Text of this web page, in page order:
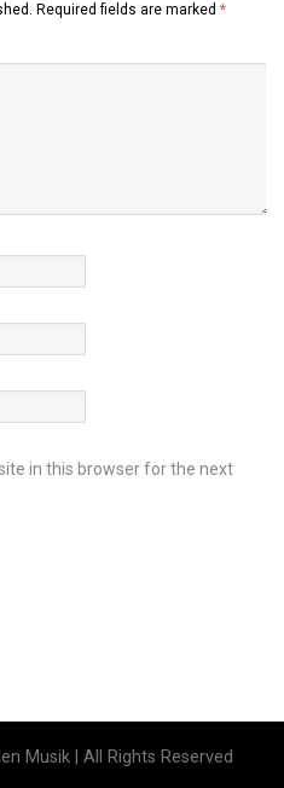
Required fields are marked *
in this browser for the next
Musik | All Rights Reserved